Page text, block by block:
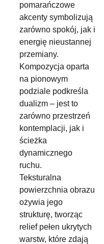
pomarańczowe
akcenty symbolizują
zarówno spokój, jak i
energię nieustannej
przemiany.
Kompozycja oparta
na pionowym
podziale podkreśla
dualizm – jest to
zarówno przestrzeń
kontemplacji, jak i
ścieżka
dynamicznego
ruchu.
Teksturalna
powierzchnia obrazu
ożywia jego
strukturę, tworząc
relief pełen ukrytych
warstw, które zdają